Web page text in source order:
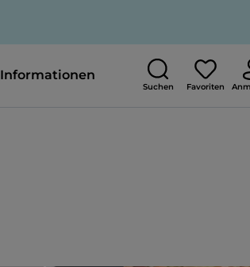
Informationen
Suchen Favoriten